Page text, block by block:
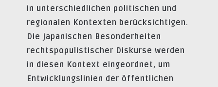
in unterschiedlichen politischen und
regionalen Kontexten berücksichtigen.
Die japanischen Besonderheiten
rechtspopulistischer Diskurse werden
in diesen Kontext eingeordnet, um
Entwicklungslinien der öffentlichen